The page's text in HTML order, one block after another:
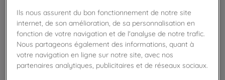
Disponible en boutique !
Vérifier la disponibilité en magasin
Frais de port offert
dès 50€ d'achat
Ils nous assurent du bon fonctionnement de notre site
internet, de son amélioration, de sa personnalisation en
fonction de votre navigation et de l'analyse de notre trafic.
Nous partageons également des informations, quant à
votre navigation en ligne sur notre site, avec nos
partenaires analytiques, publicitaires et de réseaux sociaux.